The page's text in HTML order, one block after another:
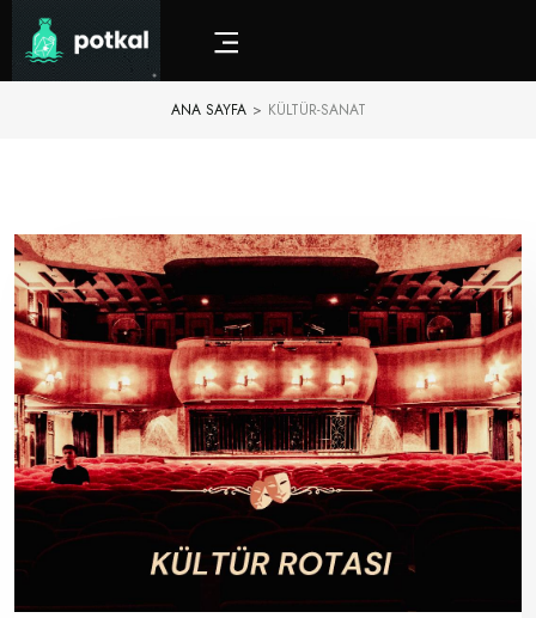
ANA SAYFA > KÜLTÜR-SANAT